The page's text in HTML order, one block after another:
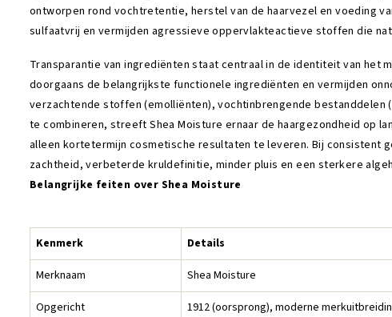
ontworpen rond vochtretentie, herstel van de haarvezel en voeding
sulfaatvrij en vermijden agressieve oppervlakteactieve stoffen die
Transparantie van ingrediënten staat centraal in de identiteit van het
doorgaans de belangrijkste functionele ingrediënten en vermijden
verzachtende stoffen (emolliënten), vochtinbrengende bestanddelen
te combineren, streeft Shea Moisture ernaar de haargezondheid op
alleen kortetermijn cosmetische resultaten te leveren. Bij consistent
zachtheid, verbeterde kruldefinitie, minder pluis en een sterkere
Belangrijke feiten over Shea Moisture
Kenmerk
Details
Merknaam
Shea Moisture
Opgericht
1912 (oorsprong), moderne